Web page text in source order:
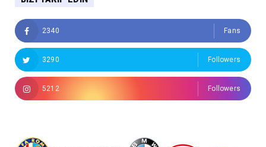
2340 Fans
3290 Followers
5212 Followers